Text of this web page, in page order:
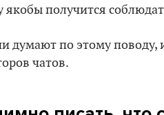
якобы получится
думают по этому поводу,
чатов.